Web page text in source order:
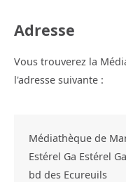
Adresse
Vous trouverez la
l'adresse suivante :
Médiathèque de
Estérel Ga Estérel
bd des Ecureuils